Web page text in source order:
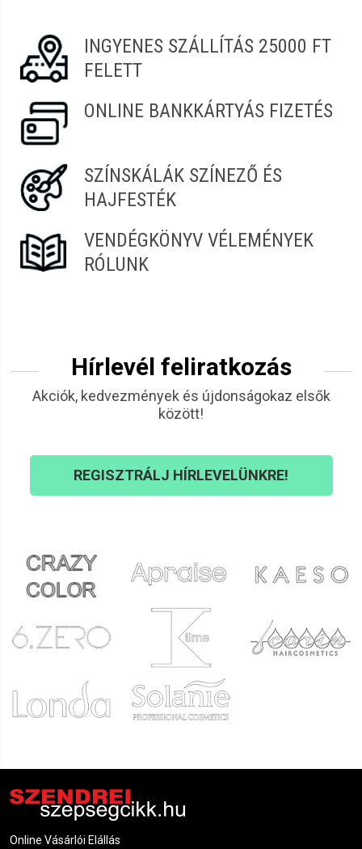
INGYENES SZÁLLÍTÁS 25000 FT
FELETT
ONLINE BANKKÁRTYÁS FIZETÉS
SZÍNSKÁLÁK SZÍNEZŐ ÉS
HAJFESTÉK
VENDÉGKÖNYV VÉLEMÉNYEK
RÓLUNK
Hírlevél feliratkozás
Akciók, kedvezmények és újdonságokaz elsők
között!
REGISZTRÁLJ HÍRLEVELÜNKRE!
Online Vásárlói Elállás